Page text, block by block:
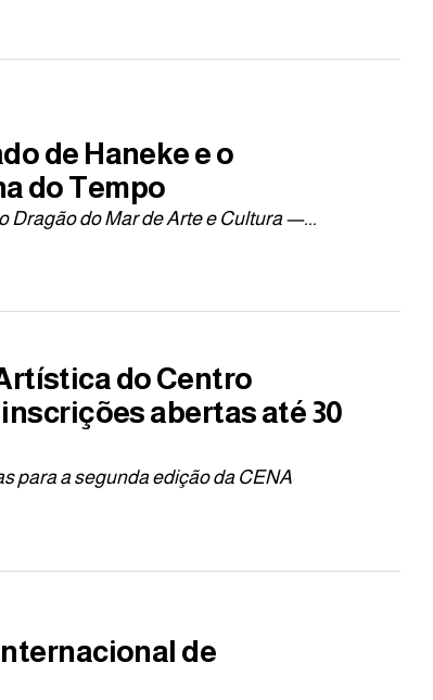
de Haneke e o
do Tempo
Dragão do Mar de Arte e Cultura —...
do Centro
abertas até 30
para a segunda edição da CENA
de